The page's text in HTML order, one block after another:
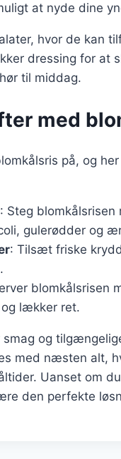
at nyde dine
hvor de kan
dressing for at
til middag.
med
på, og
: Steg
gulerødder og
: Tilsæt friske
blomkålsrisen
og lækker ret.
og
med næsten alt,
Uanset om
den perfekte